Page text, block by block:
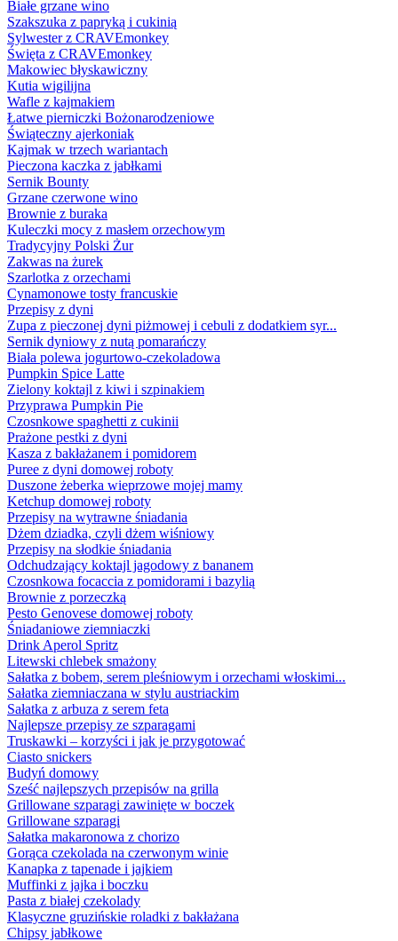
Białe grzane wino
Szakszuka z papryką i cukinią
Sylwester z CRAVEmonkey
Święta z CRAVEmonkey
Makowiec błyskawiczny
Kutia wigilijna
Wafle z kajmakiem
Łatwe pierniczki Bożonarodzeniowe
Świąteczny ajerkoniak
Kajmak w trzech wariantach
Pieczona kaczka z jabłkami
Sernik Bounty
Grzane czerwone wino
Brownie z buraka
Kuleczki mocy z masłem orzechowym
Tradycyjny Polski Żur
Zakwas na żurek
Szarlotka z orzechami
Cynamonowe tosty francuskie
Przepisy z dyni
Zupa z pieczonej dyni piżmowej i cebuli z dodatkiem syr...
Sernik dyniowy z nutą pomarańczy
Biała polewa jogurtowo-czekoladowa
Pumpkin Spice Latte
Zielony koktajl z kiwi i szpinakiem
Przyprawa Pumpkin Pie
Czosnkowe spaghetti z cukinii
Prażone pestki z dyni
Kasza z bakłażanem i pomidorem
Puree z dyni domowej roboty
Duszone żeberka wieprzowe mojej mamy
Ketchup domowej roboty
Przepisy na wytrawne śniadania
Dżem dziadka, czyli dżem wiśniowy
Przepisy na słodkie śniadania
Odchudzający koktajl jagodowy z bananem
Czosnkowa focaccia z pomidorami i bazylią
Brownie z porzeczką
Pesto Genovese domowej roboty
Śniadaniowe ziemniaczki
Drink Aperol Spritz
Litewski chlebek smażony
Sałatka z bobem, serem pleśniowym i orzechami włoskimi...
Sałatka ziemniaczana w stylu austriackim
Sałatka z arbuza z serem feta
Najlepsze przepisy ze szparagami
Truskawki – korzyści i jak je przygotować
Ciasto snickers
Budyń domowy
Sześć najlepszych przepisów na grilla
Grillowane szparagi zawinięte w boczek
Grillowane szparagi
Sałatka makaronowa z chorizo
Gorąca czekolada na czerwonym winie
Kanapka z tapenade i jajkiem
Muffinki z jajka i boczku
Pasta z białej czekolady
Klasyczne gruzińskie roladki z bakłażana
Chipsy jabłkowe